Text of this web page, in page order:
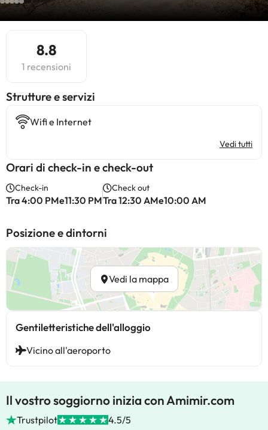
8.8
1 recensioni
​Strutture e servizi
Wifi e Internet
Vedi tutti
Orari di check-in e check-out
Check-in
Tra 4:00 PMe11:30 PM
Check out
Tra 12:30 AMe10:00 AM
Posizione e dintorni
Vedi la mappa
Gentiletteristiche dell'alloggio
Vicino all'aeroporto
Il vostro soggiorno inizia con Amimir.com
Trustpilot 4.5/5